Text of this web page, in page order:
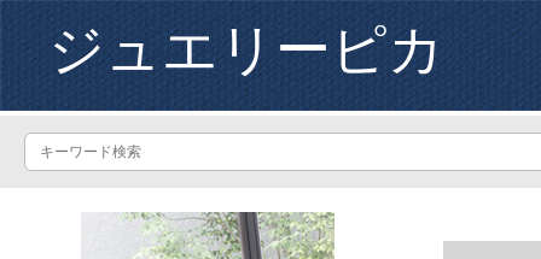
ジュエリーピカ